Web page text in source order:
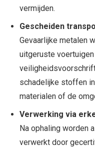
vermijden.
Gescheiden
Gevaarlijke metalen
uitgeruste
schadelijke stoffen
materialen of de
Verwerking via
Na ophaling worden
verwerkt door